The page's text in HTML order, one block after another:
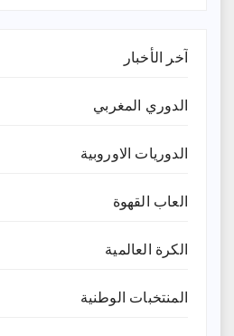
آخر الأخبار
الدوري المغربي
الدوريات الاوروبية
العاب القهوة
الكرة العالمية
المنتخبات الوطنية